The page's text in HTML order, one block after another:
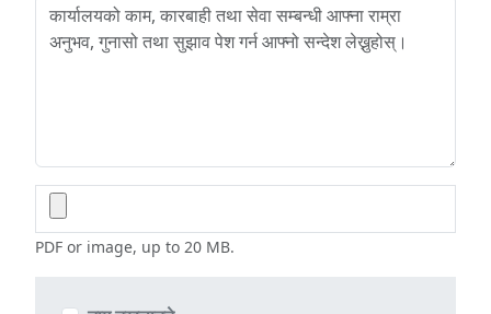
PDF or image, up to 20 MB.